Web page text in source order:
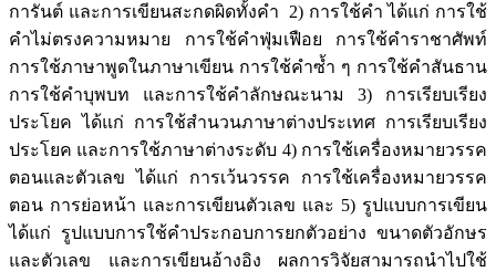
การันต์ และการเขียนสะกดผิดทั้งคำ 2) การใช้คำ ได้แก่ การใช้
คำไม่ตรงความหมาย การใช้คำฟุ่มเฟือย การใช้คำราชาศัพท์
การใช้ภาษาพูดในภาษาเขียน การใช้คำซ้ำ ๆ การใช้คำสันธาน
การใช้คำบุพบท และการใช้คำลักษณะนาม 3) การเรียบเรียง
ประโยค ได้แก่ การใช้สำนวนภาษาต่างประเทศ การเรียบเรียง
ประโยค และการใช้ภาษาต่างระดับ 4) การใช้เครื่องหมายวรรค
ตอนและตัวเลข ได้แก่ การเว้นวรรค การใช้เครื่องหมายวรรค
ตอน การย่อหน้า และการเขียนตัวเลข และ 5) รูปแบบการเขียน
ได้แก่ รูปแบบการใช้คำประกอบการยกตัวอย่าง ขนาดตัวอักษร
และตัวเลข และการเขียนอ้างอิง ผลการวิจัยสามารถนำไปใช้